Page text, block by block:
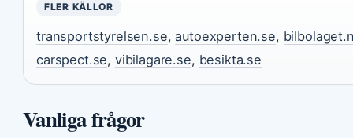
FLER KÄLLOR
transportstyrelsen.se,autoexperten.se,
carspect.se, vibilagare.se, besikta.se
Vanliga frågor